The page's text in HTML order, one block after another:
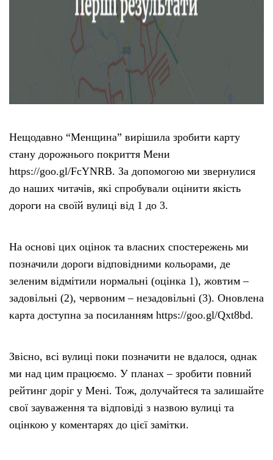
Нещодавно “Менщина” вирішила зробити карту
стану дорожнього покриття Мени
https://goo.gl/FcYNRB. За допомогою ми звернулися
до наших читачів, які спробували оцінити якість
дороги на своїй вулиці від 1 до 3.
На основі цих оцінок та власних спостережень ми
позначили дороги відповідними кольорами, де
зеленим відмітили нормальні (оцінка 1), жовтим –
задовільні (2), червоним – незадовільні (3). Оновлена
карта доступна за посиланням https://goo.gl/Qxt8bd.
Звісно, всі вулиці поки позначити не вдалося, однак
ми над цим працюємо. У планах – зробити повний
рейтинг доріг у Мені. Тож, долучайтеся та залишайте
свої зауваження та відповіді з назвою вулиці та
оцінкою у коментарях до цієї замітки.